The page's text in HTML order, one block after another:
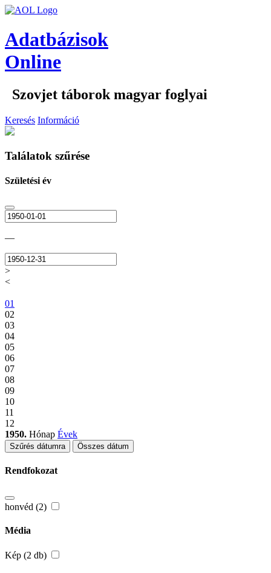
Adatbázisok
Online
Szovjet táborok magyar foglyai
Keresés Információ
Találatok szűrése
Születési év
—
>
<
01
02
03
04
05
06
07
08
09
10
11
12
1950. Hónap Évek
Szűrés dátumra Összes dátum
Rendfokozat
honvéd (2)
Média
Kép (2 db)